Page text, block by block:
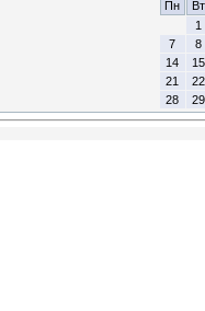
Пн
Вт
1
7
8
14
15
21
22
28
29